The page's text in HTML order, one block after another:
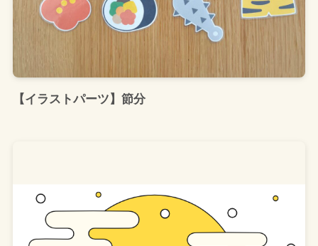
【イラストパーツ】節分